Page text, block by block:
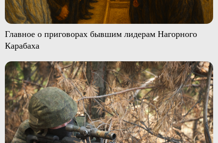
Главное о приговорах бывшим лидерам Нагорного
Карабаха